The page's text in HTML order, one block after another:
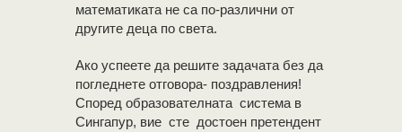
математиката не са по-различни от
другите деца по света.
Ако успеете да решите задачата без да
погледнете отговора- поздравления!
Според образователната система в
Сингапур, вие сте достоен претендент